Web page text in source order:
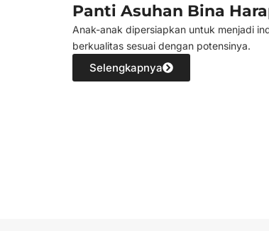
Panti Asuhan Bina
Anak-anak dipersiapkan untuk menjadi
berkualitas sesuai dengan potensinya.
Selengkapnya